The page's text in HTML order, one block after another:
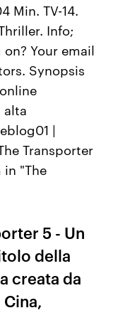
Min. TV-14.
Info;
Your email
Synopsis
alta
|
Transporter
"The
5 - Un
della
creata da